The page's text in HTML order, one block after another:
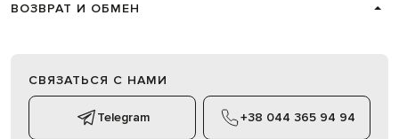
ВОЗВРАТ И ОБМЕН
СВЯЗАТЬСЯ С НАМИ
Telegram +38 044 365 94 94